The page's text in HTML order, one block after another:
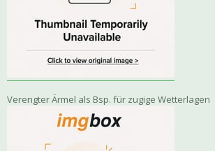
Verengter Ärmel als Bsp. für zugige Wetterlagen